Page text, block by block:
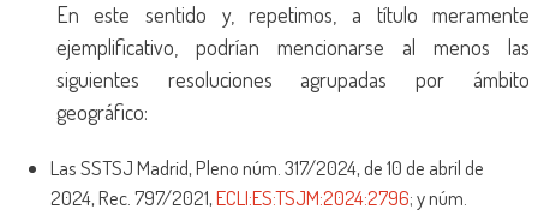
En este sentido y, repetimos, a título meramente
ejemplificativo, podrían mencionarse al menos las
siguientes resoluciones agrupadas por ámbito
geográfico:
Las SSTSJ Madrid, Pleno núm. 317/2024, de 10 de abril de
2024, Rec. 797/2021,ECLI:ES:TSJM:2024:2796; y núm.